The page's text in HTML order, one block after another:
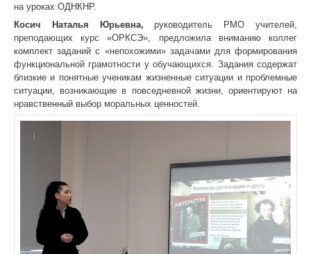
на уроках ОДНКНР.
Косич Наталья Юрьевна,руководитель РМО учителей,
преподающих курс «ОРКСЭ», предложила вниманию коллег
комплект заданий с «непохожими» задачами для формирования
функциональной грамотности у обучающихся. Задания содержат
близкие и понятные ученикам жизненные ситуации и проблемные
ситуации, возникающие в повседневной жизни, ориентируют на
нравственный выбор моральных ценностей.